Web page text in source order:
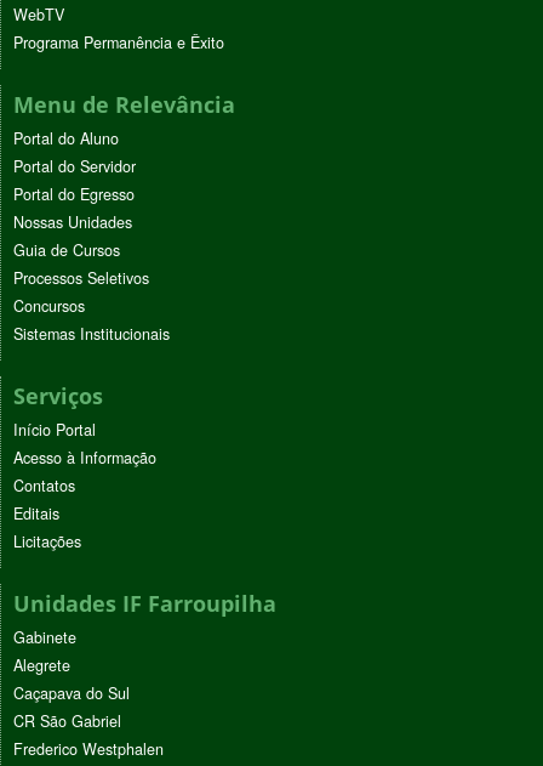
WebTV
Programa Permanência e Êxito
Menu de Relevância
Portal do Aluno
Portal do Servidor
Portal do Egresso
Nossas Unidades
Guia de Cursos
Processos Seletivos
Concursos
Sistemas Institucionais
Serviços
Início Portal
Acesso à Informação
Contatos
Editais
Licitações
Unidades IF Farroupilha
Gabinete
Alegrete
Caçapava do Sul
CR São Gabriel
Frederico Westphalen